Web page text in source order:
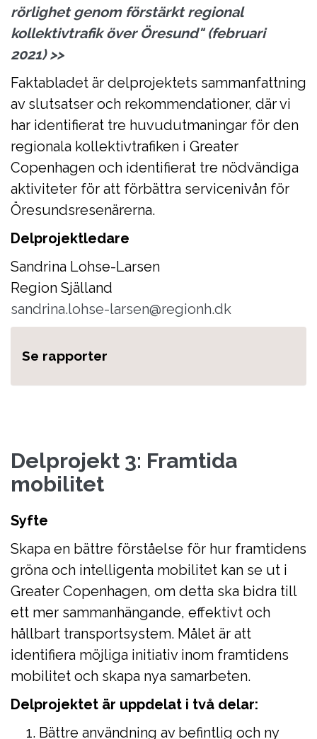
rörlighet genom förstärkt regional
kollektivtrafik över Öresund" (februari
2021)>>
Faktabladet är delprojektets sammanfattning
av slutsatser och rekommendationer, där vi
har identifierat tre huvudutmaningar för den
regionala kollektivtrafiken i Greater
Copenhagen och identifierat tre nödvändiga
aktiviteter för att förbättra servicenivån för
Öresundsresenärerna.
Delprojektledare
Sandrina Lohse-Larsen
Region Själland
sandrina.lohse-larsen@regionh.dk
Se rapporter
Delprojekt 3: Framtida
mobilitet
Syfte
Skapa en bättre förståelse för hur framtidens
gröna och intelligenta mobilitet kan se ut i
Greater Copenhagen, om detta ska bidra till
ett mer sammanhängande, effektivt och
hållbart transportsystem. Målet är att
identifiera möjliga initiativ inom framtidens
mobilitet och skapa nya samarbeten.
Delprojektet är uppdelat i två delar:
Bättre användning av befintlig och ny